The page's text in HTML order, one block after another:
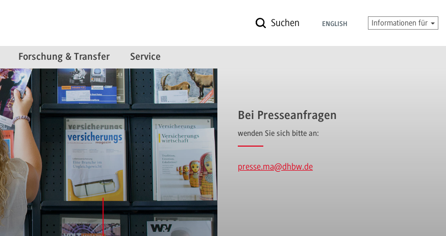
Suchen ENGLISH Informationen für
Forschung & Transfer Service
Bei Presseanfragen
wenden Sie sich bitte an:
presse.ma@dhbw.de